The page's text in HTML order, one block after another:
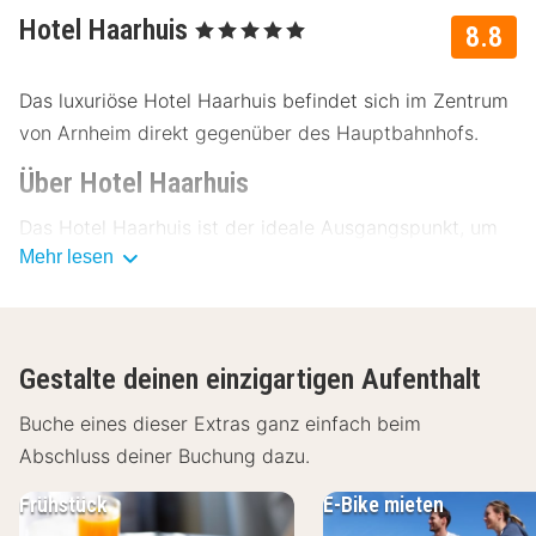
8.8
Hotel Haarhuis , 5 Sterne
Das luxuriöse Hotel Haarhuis befindet sich im Zentrum
von Arnheim direkt gegenüber des Hauptbahnhofs.
Über Hotel Haarhuis
Das Hotel Haarhuis ist der ideale Ausgangspunkt, um
die vielseitige Stadt von Arnheim zu erkunden. Es
wird es dir an nichts fehlen. Darüber hinaus ist das
Hotel Haarhuis mit dem Green Key Gold-Zertifikat
ausgezeichnet. Das bedeutet, dass Nachhaltigkeit in
diesem Hotel definitiv eine Priorität ist.
Mehr lesen
Gestalte deinen einzigartigen Aufenthalt
Buche eines dieser Extras ganz einfach beim
Abschluss deiner Buchung dazu.
Frühstück E-Bike mieten